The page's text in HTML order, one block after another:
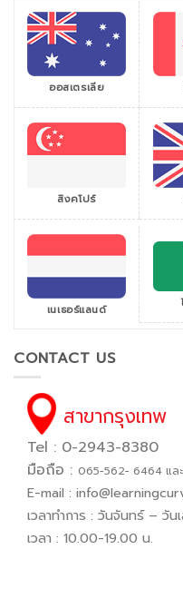
ออสเตรเลีย
สิงคโปร์
เนเธอร์แลนด์
CONTACT US
สาขากรุงเทพ
Tel : 0-2943-8380
มือถือ : 065−562− 6464 แ
E-mail :
เวลาทำการ : วันจันทร์ – วัน
เวลา : 10.00-19.00 น.